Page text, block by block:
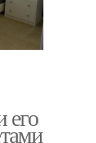
его